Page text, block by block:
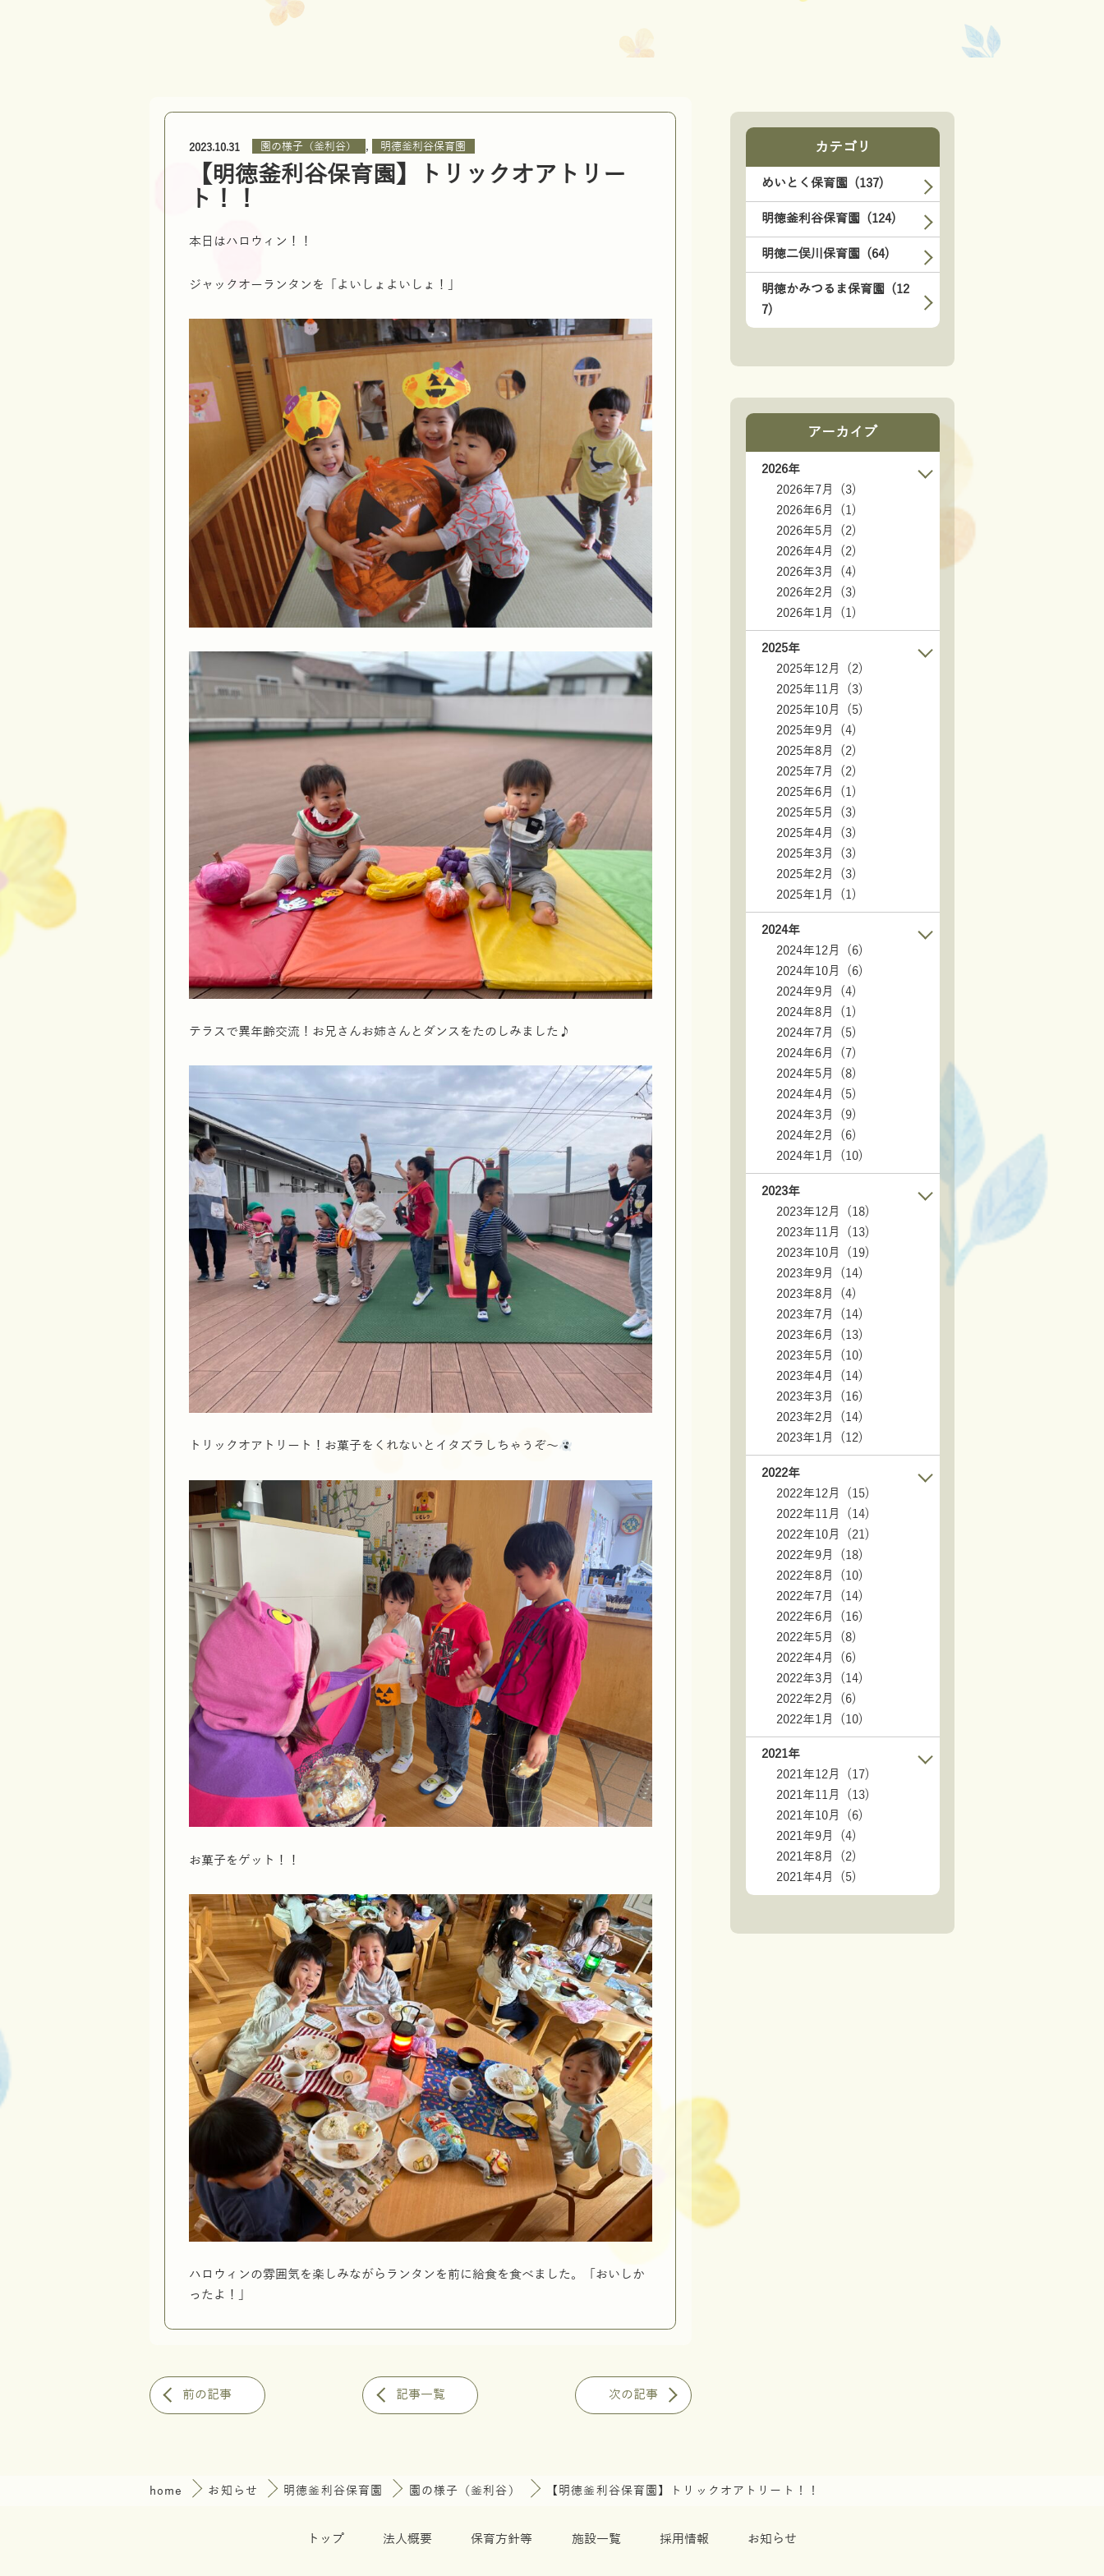
2023.10.31 園の様子（釜利谷） , 明徳釜利谷保育園
【明徳釜利谷保育園】トリックオアトリー
ト！！
本日はハロウィン！！
ジャックオーランタンを「よいしょよいしょ！」
テラスで異年齢交流！お兄さんお姉さんとダンスをたのしみました♪
トリックオアトリート！お菓子をくれないとイタズラしちゃうぞ～
お菓子をゲット！！
ハロウィンの雰囲気を楽しみながらランタンを前に給食を食べました。「おいしか
ったよ！」
前の記事 記事一覧 次の記事
カテゴリ
めいとく保育園 (137)
明徳釜利谷保育園 (124)
明徳二俣川保育園 (64)
明徳かみつるま保育園 (12
7)
アーカイブ
2026年
2026年7月 (3)
2026年6月 (1)
2026年5月 (2)
2026年4月 (2)
2026年3月 (4)
2026年2月 (3)
2026年1月 (1)
2025年
2025年12月 (2)
2025年11月 (3)
2025年10月 (5)
2025年9月 (4)
2025年8月 (2)
2025年7月 (2)
2025年6月 (1)
2025年5月 (3)
2025年4月 (3)
2025年3月 (3)
2025年2月 (3)
2025年1月 (1)
2024年
2024年12月 (6)
2024年10月 (6)
2024年9月 (4)
2024年8月 (1)
2024年7月 (5)
2024年6月 (7)
2024年5月 (8)
2024年4月 (5)
2024年3月 (9)
2024年2月 (6)
2024年1月 (10)
2023年
2023年12月 (18)
2023年11月 (13)
2023年10月 (19)
2023年9月 (14)
2023年8月 (4)
2023年7月 (14)
2023年6月 (13)
2023年5月 (10)
2023年4月 (14)
2023年3月 (16)
2023年2月 (14)
2023年1月 (12)
2022年
2022年12月 (15)
2022年11月 (14)
2022年10月 (21)
2022年9月 (18)
2022年8月 (10)
2022年7月 (14)
2022年6月 (16)
2022年5月 (8)
2022年4月 (6)
2022年3月 (14)
2022年2月 (6)
2022年1月 (10)
2021年
2021年12月 (17)
2021年11月 (13)
2021年10月 (6)
2021年9月 (4)
2021年8月 (2)
2021年4月 (5)
home お知らせ 明徳釜利谷保育園 園の様子（釜利谷） 【明徳釜利谷保育園】トリックオアトリート！！
トップ 法人概要 保育方針等 施設一覧 採用情報 お知らせ